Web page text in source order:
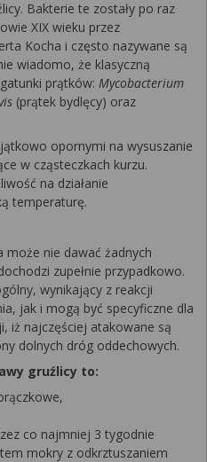
Bakterie te zostały po raz
XIX wieku przez
Kocha i często nazywane są
wiadomo, że klasyczną
prątków: Mycobacterium
(prątek bydlęcy) oraz
opornymi na wysuszanie
w cząsteczkach kurzu.
na działanie
temperaturę.
może nie dawać żadnych
zupełnie przypadkowo.
wynikający z reakcji
jak i mogą być specyficzne dla
iż najczęściej atakowane są
dolnych dróg oddechowych.
gruźlicy to:
co najmniej 3 tygodnie
mokry z odkrztuszaniem